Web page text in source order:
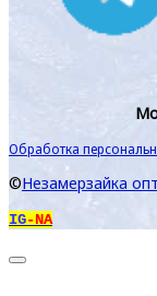
Обработка
©Незамерзайка
IG-NA